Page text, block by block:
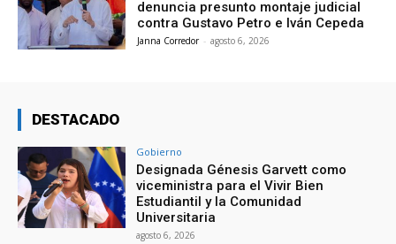
denuncia presunto montaje judicial
contra Gustavo Petro e Iván Cepeda
Janna Corredor - agosto 6, 2026
DESTACADO
Gobierno
Designada Génesis Garvett como
viceministra para el Vivir Bien
Estudiantil y la Comunidad
Universitaria
agosto 6, 2026